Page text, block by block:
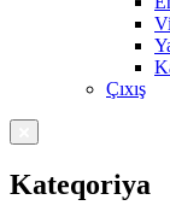
Çıxış
Kateqoriya